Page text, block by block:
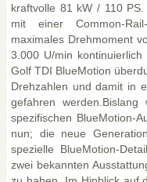
kraftvolle 81 kW / 110
mit einer Common-
maximales Drehmoment
3.000 U/min
Golf TDI BlueMotion
Drehzahlen und damit in
gefahren
spezifischen BlueMotion-
nun; die neue
spezielle BlueMotion-
zwei bekannten